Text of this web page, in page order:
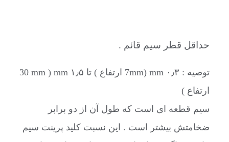
حداقل قطر سیم قائم .
توصیه : ۰٫۳ mm (7mm ارتفاع ) تا ۱٫۵ mm ( 30 mm
ارتفاع )
سیم قطعه ای است که طول آن از دو برابر
ضخامتش بیشتر است . این نسبت کلید پرینت سیم